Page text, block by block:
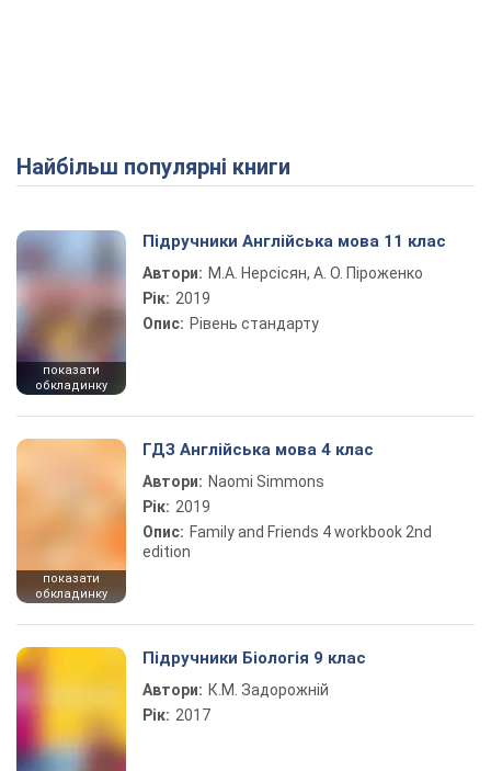
Найбільш популярні книги
показати
обкладинку
Підручники Англійська мова 11 клас
Автори: М.А. Нерсісян, А. О. Піроженко
Рік: 2019
Опис: Рівень стандарту
показати
обкладинку
ГДЗ Англійська мова 4 клас
Автори: Naomi Simmons
Рік: 2019
Опис: Family and Friends 4 workbook 2nd
edition
Підручники Біологія 9 клас
Автори: К.М. Задорожній
Рік: 2017